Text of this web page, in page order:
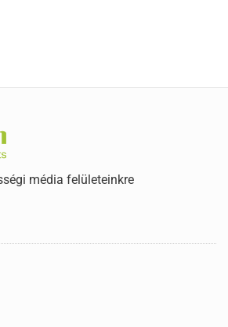
média felületeinkre